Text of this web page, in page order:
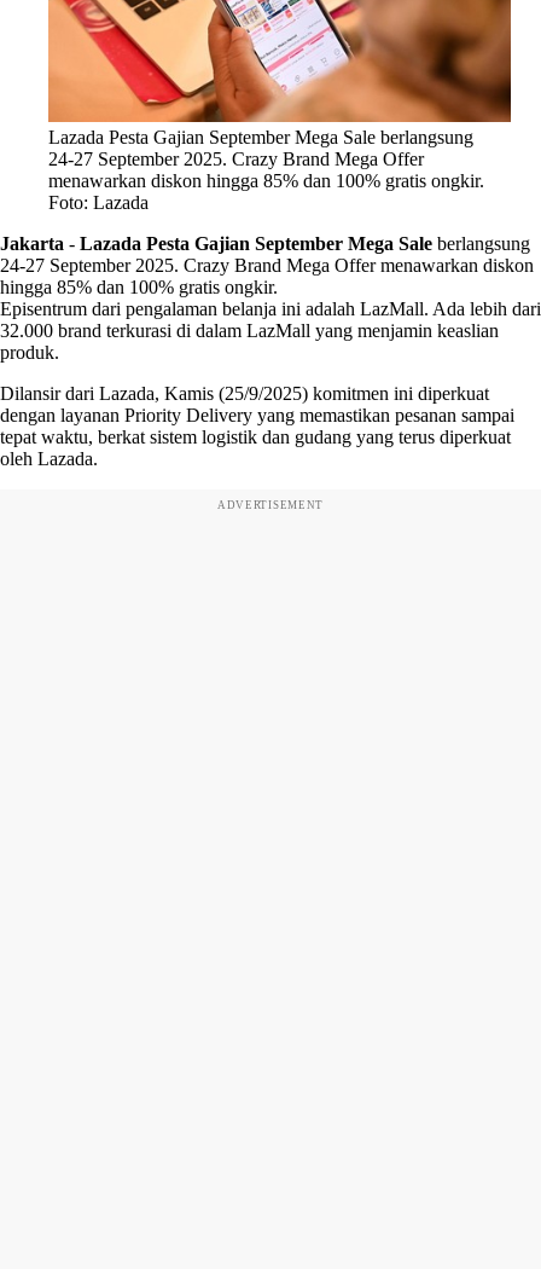
Lazada Pesta Gajian September Mega Sale berlangsung
24-27 September 2025. Crazy Brand Mega Offer
menawarkan diskon hingga 85% dan 100% gratis ongkir.
Foto: Lazada
Jakarta - Lazada Pesta Gajian September Mega Sale berlangsung
24-27 September 2025. Crazy Brand Mega Offer menawarkan diskon
hingga 85% dan 100% gratis ongkir.
Episentrum dari pengalaman belanja ini adalah LazMall. Ada lebih dari
32.000 brand terkurasi di dalam LazMall yang menjamin keaslian
produk.
Dilansir dari Lazada, Kamis (25/9/2025) komitmen ini diperkuat
dengan layanan Priority Delivery yang memastikan pesanan sampai
tepat waktu, berkat sistem logistik dan gudang yang terus diperkuat
oleh Lazada.
ADVERTISEMENT